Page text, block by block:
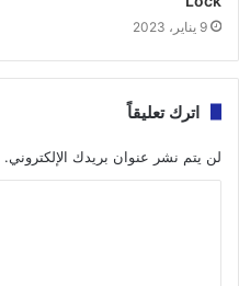
9 يناير، 2023
اترك تعليقاً
لن يتم نشر عنوان بريدك الإلكتروني.